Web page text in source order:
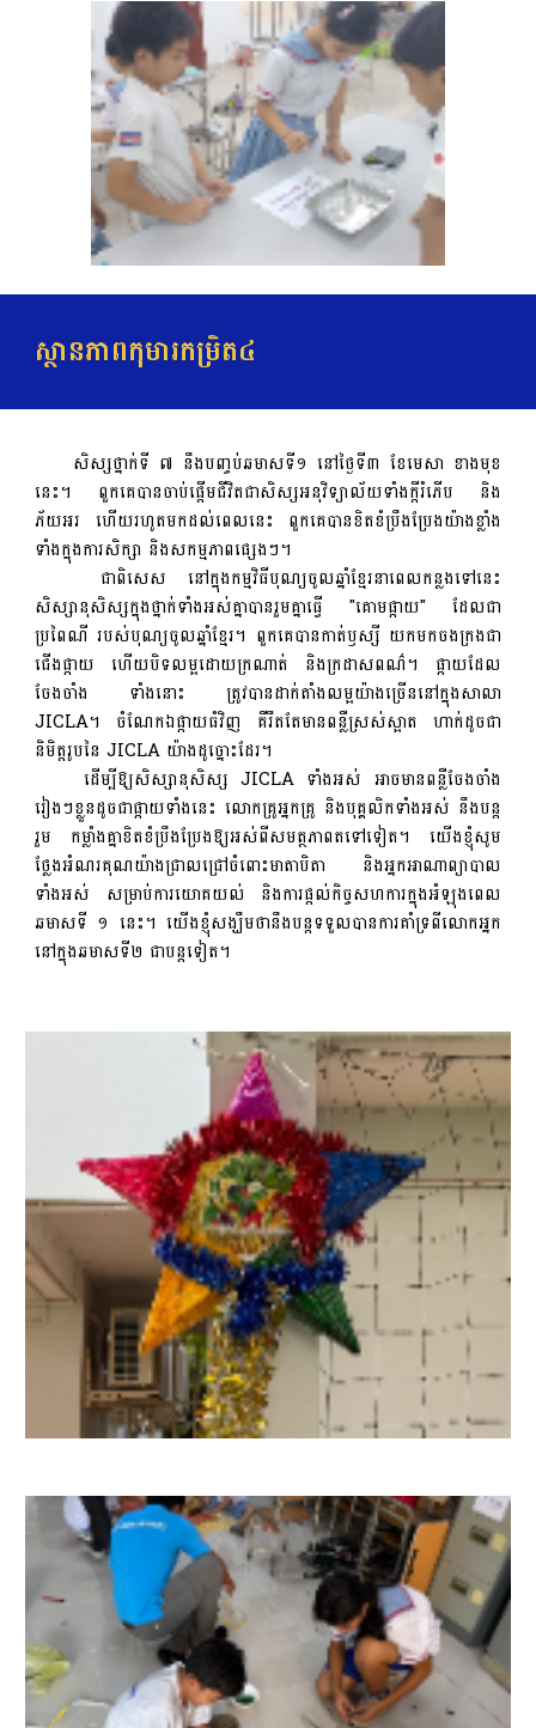
ស្ថានភាពកុមារកម្រិត៤
សិស្សថ្នាក់ទី ៧ នឹងបញ្ចប់ឆមាសទី១ នៅថ្ងៃទី៣ ខែមេសា ខាងមុខ
នេះ។ ពួកគេបានចាប់ផ្តើមជីវិតជាសិស្សអនុវិទ្យាល័យទាំងក្តីរំភើប និង
ភ័យអរ ហើយរហូតមកដល់ពេលនេះ ពួកគេបានខិតខំប្រឹងប្រែងយ៉ាងខ្លាំង
ទាំងក្នុងការសិក្សា និងសកម្មភាពផ្សេងៗ។
ជាពិសេស នៅក្នុងកម្មវិធីបុណ្យចូលឆ្នាំខ្មែរនាពេលកន្លងទៅនេះ
សិស្សានុសិស្សក្នុងថ្នាក់ទាំងអស់គ្នាបានរួមគ្នាធ្វើ "គោមផ្កាយ" ដែលជា
ប្រពៃណី របស់បុណ្យចូលឆ្នាំខ្មែរ។ ពួកគេបានកាត់ឫស្សី យកមកចងក្រងជា
ជើងផ្កាយ ហើយបិទលម្អដោយក្រណាត់ និងក្រដាសពណ៌។ ផ្កាយដែល
ចែងចាំង ទាំងនោះ ត្រូវបានដាក់តាំងលម្អយ៉ាងច្រើននៅក្នុងសាលា
JICLA។ ចំណែកឯផ្កាយធំវិញ គឺរឹតតែមានពន្លឺស្រស់ស្អាត ហាក់ដូចជា
និមិត្តរូបនៃ JICLA យ៉ាងដូច្នោះដែរ។
ដើម្បីឱ្យសិស្សានុសិស្ស JICLA ទាំងអស់ អាចមានពន្លឺចែងចាំង
រៀងៗខ្លួនដូចជាផ្កាយទាំងនេះ លោកគ្រូអ្នកគ្រូ និងបុគ្គលិកទាំងអស់ នឹងបន្ត
រួម កម្លាំងគ្នាខិតខំប្រឹងប្រែងឱ្យអស់ពីសមត្ថភាពតទៅទៀត។ យើងខ្ញុំសូម
ថ្លែងអំណរគុណយ៉ាងជ្រាលជ្រៅចំពោះមាតាបិតា និងអ្នកអាណាព្យាបាល
ទាំងអស់ សម្រាប់ការយោគយល់ និងការផ្តល់កិច្ចសហការក្នុងអំឡុងពេល
ឆមាសទី ១ នេះ។ យើងខ្ញុំសង្ឃឹមថានឹងបន្តទទួលបានការគាំទ្រពីលោកអ្នក
នៅក្នុងឆមាសទី២ ជាបន្តទៀត។